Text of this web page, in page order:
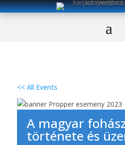
<< All Events
A magyar
története és